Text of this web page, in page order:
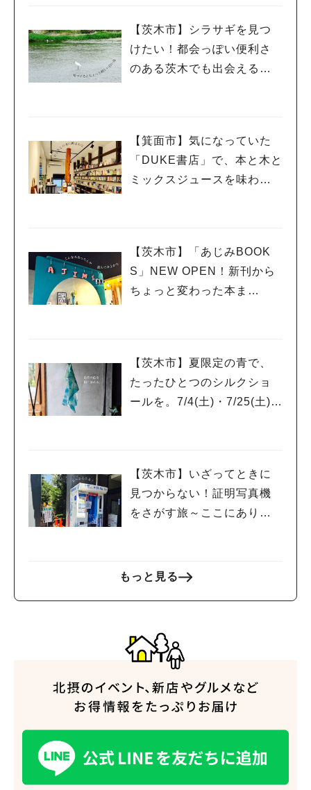
【茨木市】シラサギを見つ
けたい！都会っぽい便利さ
のある茨木でも出会える自
【箕面市】気になっていた
「DUKE書店」で、本と木と
ミックスジュースを味わう
【茨木市】「あじみBOOK
S」NEW OPEN！新刊から
ちょっと変わった本ま
【茨木市】夏限定の青で、
たったひとつのシルクショ
ールを。7/4(土)・7/25(土)開
【茨木市】いざってときに
見つからない！証明写真機
をさがす旅～ここにありま
もっと見る